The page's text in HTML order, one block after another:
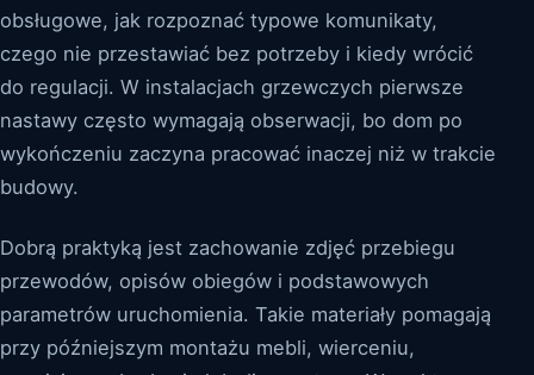
obsługowe, jak rozpoznać typowe komunikaty,
czego nie przestawiać bez potrzeby i kiedy wrócić
do regulacji. W instalacjach grzewczych pierwsze
nastawy często wymagają obserwacji, bo dom po
wykończeniu zaczyna pracować inaczej niż w trakcie
budowy.
Dobrą praktyką jest zachowanie zdjęć przebiegu
przewodów, opisów obiegów i podstawowych
parametrów uruchomienia. Takie materiały pomagają
przy późniejszym montażu mebli, wierceniu,